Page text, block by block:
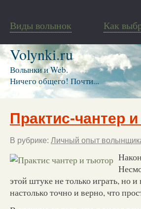
Виды волынок Как
Volynki.ru
Волынки и Web.
Ничего общего! Почти...
Практис-чантер
В рубрике: Личный опыт
этой штуке не только играть, но
настолько точно и верно, что